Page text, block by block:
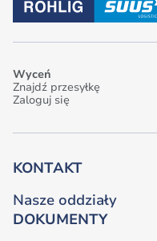
Wyceń
Znajdź przesyłkę
Zaloguj się
KONTAKT
Nasze oddziały
DOKUMENTY